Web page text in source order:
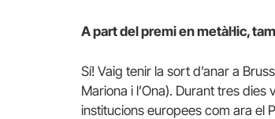
A part del premi en metàl·lic,
Sí! Vaig tenir la sort d’anar a
Mariona i l’Ona). Durant tres
institucions europees com ara el